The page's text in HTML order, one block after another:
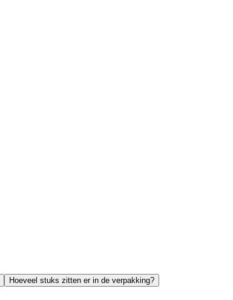
Hoeveel stuks zitten er in de verpakking?